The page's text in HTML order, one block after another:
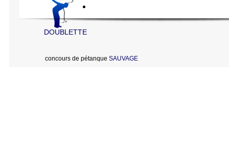
DOUBLETTE
concours de pétanque SAUVAGE